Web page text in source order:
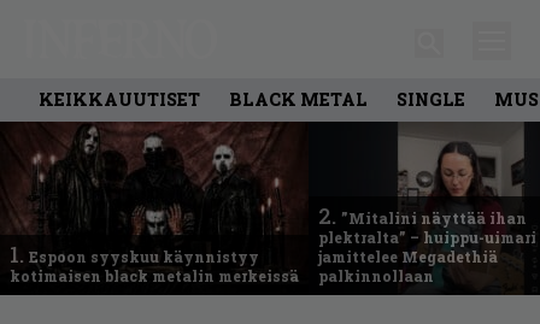
KEIKKAUUTISET BLACK METAL SINGLE
1. Espoon syyskuu käynnistyy
kotimaisen black metalin merkeissä
2. ”Mitalini näyttää ihan
plektralta” – huippu-uimari
jamittelee Megadethiä
palkinnollaan